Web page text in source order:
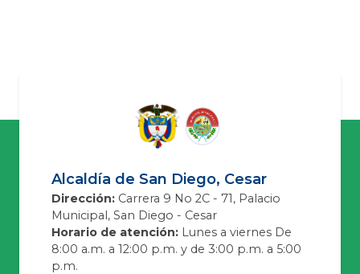
Alcaldía de San Diego, Cesar
Dirección: Carrera 9 No 2C - 71, Palacio
Municipal, San Diego - Cesar
Horario de atención: Lunes a viernes De
8:00 a.m. a 12:00 p.m. y de 3:00 p.m. a 5:00
p.m.